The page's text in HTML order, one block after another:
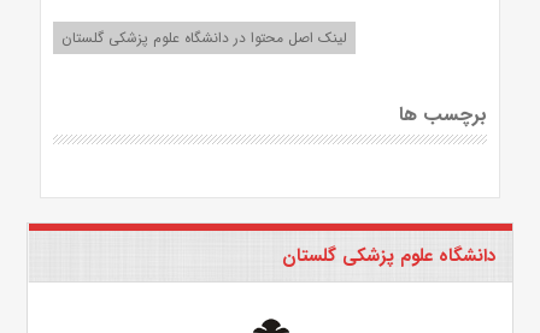
لینک اصل محتوا در دانشگاه علوم پزشکی گلستان
برچسب ها
دانشگاه علوم پزشکی گلستان